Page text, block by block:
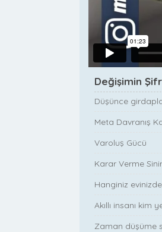
Değişimin
Düşünce
Meta Davranış
Varoluş Gücü
Karar Verme
Hanginiz
Akıllı insanı kim
Zaman düşüme